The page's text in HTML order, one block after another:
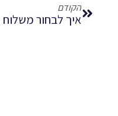
הקודם